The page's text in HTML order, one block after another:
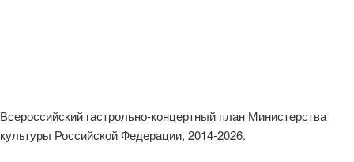
Всероссийский гастрольно-концертный план Министерства
культуры Российской Федерации, 2014-2026.